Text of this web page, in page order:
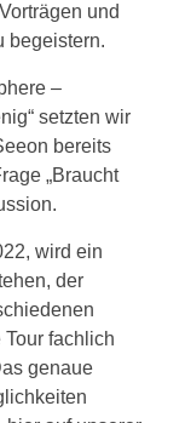
und
begeistern.
–
setzten wir
bereits
„Braucht
wird ein
der
fachlich
genaue